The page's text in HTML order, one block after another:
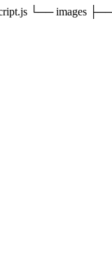
└── images